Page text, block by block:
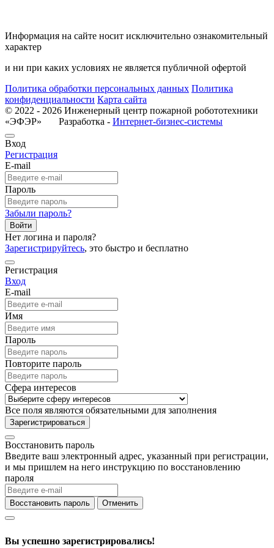
Информация на сайте носит исключительно ознакомительный
характер
и ни при каких условиях не является публичной офертой
Политика обработки персональных данных Политика
конфиденциальности Карта сайта
© 2022 - 2026 Инженерный центр пожарной робототехники
«ЭФЭР» Разработка - Интернет-бизнес-системы
Вход
Регистрация
E-mail
Пароль
Забыли пароль?
Войти
Нет логина и пароля?
Зарегистрируйтесь, это быстро и бесплатно
Регистрация
Вход
E-mail
Имя
Пароль
Повторите пароль
Сфера интересов
Все поля являются обязательными для заполнения
Зарегистрироваться
Восстановить пароль
Введите ваш электронный адрес, указанный при регистрации,
и мы пришлем на него инструкцию по восстановлению
пароля
Восстановить пароль Отменить
Вы успешно зарегистрировались!